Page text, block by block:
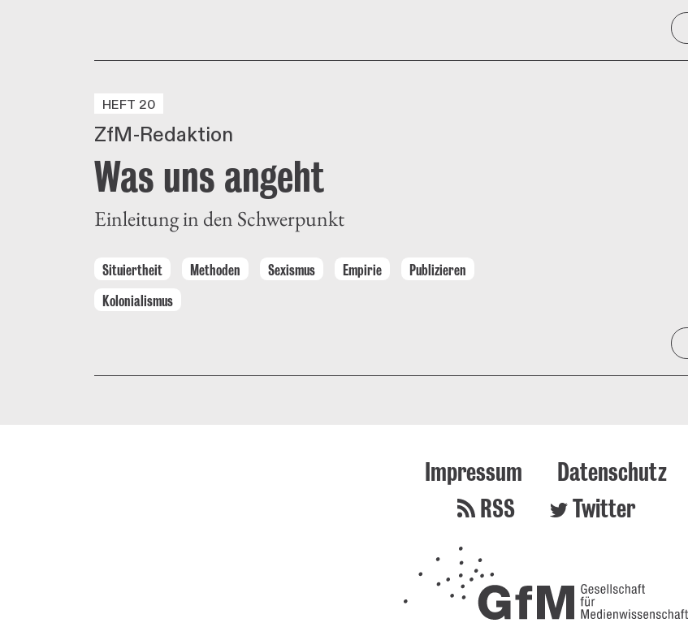
HEFT 20
ZfM-Redaktion
Was uns angeht
Einleitung in den Schwerpunkt
Situiertheit Methoden Sexismus Empirie
Publizieren
Kolonialismus
Impressum
Datenschutz
RSS
Twitter